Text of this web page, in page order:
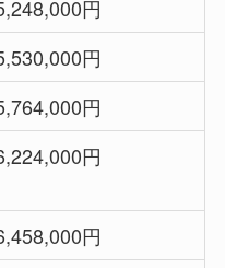
円
円
円
円
円